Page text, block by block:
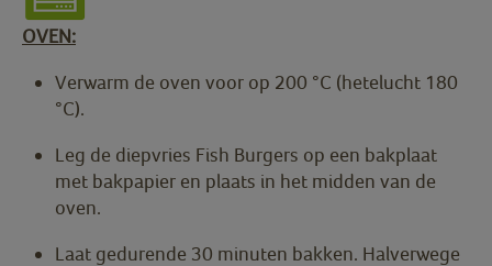
OVEN:
Verwarm de oven voor op 200 °C (hetelucht 180
°C).
Leg de diepvries Fish Burgers op een bakplaat
met bakpapier en plaats in het midden van de
oven.
Laat gedurende 30 minuten bakken. Halverwege